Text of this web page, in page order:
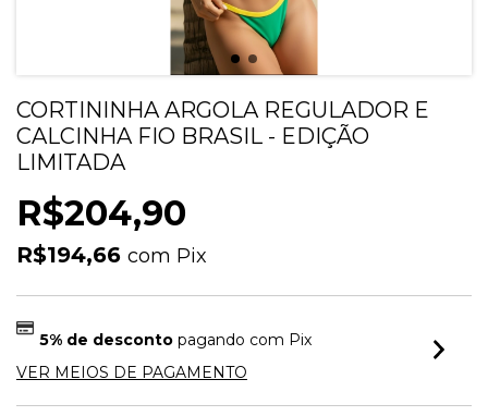
CORTININHA ARGOLA REGULADOR E
CALCINHA FIO BRASIL - EDIÇÃO
LIMITADA
R$204,90
R$194,66 com Pix
5% de descontopagando com Pix
VER MEIOS DE PAGAMENTO